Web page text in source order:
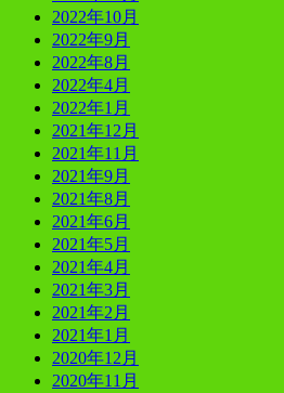
2022年10月
2022年9月
2022年8月
2022年4月
2022年1月
2021年12月
2021年11月
2021年9月
2021年8月
2021年6月
2021年5月
2021年4月
2021年3月
2021年2月
2021年1月
2020年12月
2020年11月